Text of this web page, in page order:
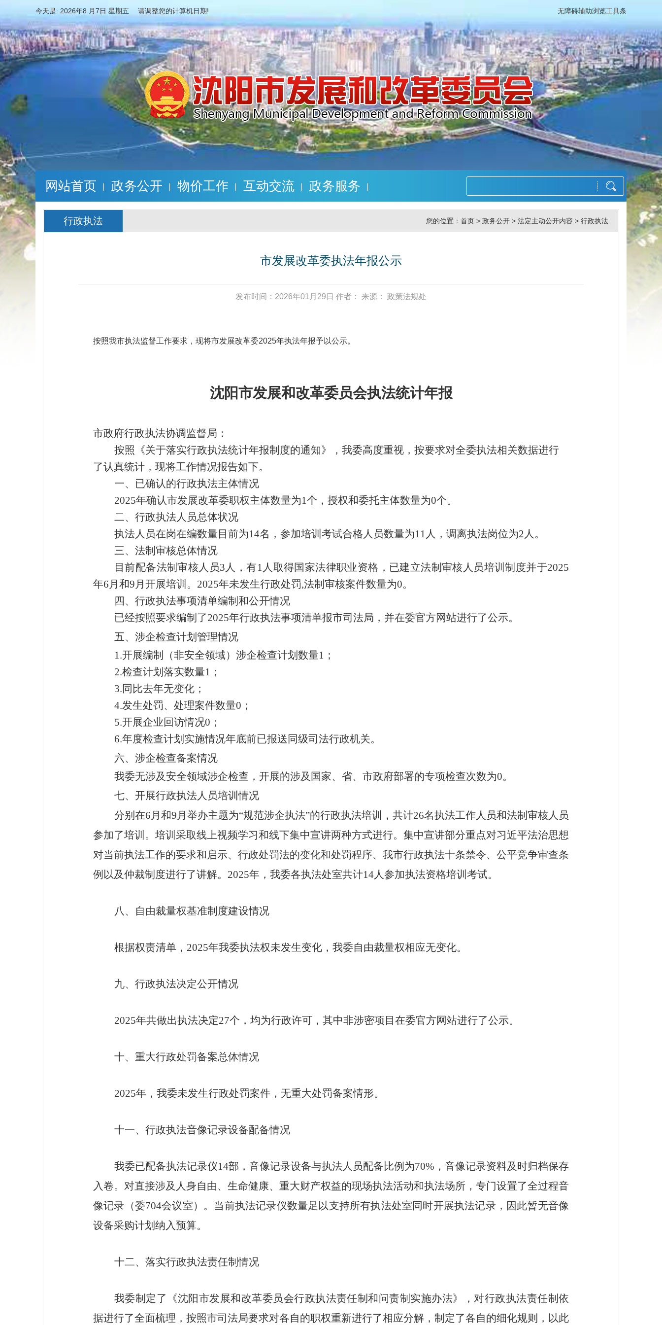
今天是: 2026年8 月7日 星期五 请调整您的计算机日期! 无障碍辅助浏览工具条
网站首页 政务公开 物价工作 互动交流 政务服务
行政执法 您的位置： 首页 > 政务公开 > 法定主动公开内容 > 行政执法
市发展改革委执法年报公示
发布时间：2026年01月29日 作者： 来源： 政策法规处
按照我市执法监督工作要求，现将市发展改革委2025年执法年报予以公示。
沈阳市发展和改革委员会执法统计年报
市政府行政执法协调监督局 ：
按照《关于落实行政执法统计年报制度的通知》，我委高度重视， 按要求对全委执法相关数据进行
了认真统计，现将工作情况报告如下。
一、已确认的行政执法主体情况
2025年确认市发展改革委职权主体数量为1个 ，授权和委托主体数量为0个。
二、行政执法人员总体状况
执法人员在岗在编数量目前为14名 ，参加培训考试合格人员数量为11人 ，调离执法岗位为2人 。
三、法制审核总体情况
目前配备法制审核人员3人，有1人取得国家法律职业资格，已建立法制审核人员培训制度并于2025
年6月 和9月 开展培训。2025年未发生行政处罚,法制审核案件数量为0。
四、行政执法事项清单编制和公开情况
已经按照要求编制了2025年行政执法事项清单报市司法局，并在委官方网站进行了公示。
五、涉企检查计划管理情况
1.开展编制（非安全领域）涉企检查计划数量1 ；
2.检查计划落实数量1 ；
3.同比去年无变化 ；
4.发生处罚、处理案件数量0；
5.开展企业回访情况0 ；
6.年度检查计划实施情况年底前已报送同级司法行政机关。
六、涉企检查备案情况
我委无涉及安全领域涉企检查，开展的涉及国家、省、市政府部署的专项检查次数为0。
七、 开展行政执法人员培训情况
分别在6月和9月 举办主题为“规范涉企执法”的行政执法培训，共计26名执法工作人员和法制审核人员
参加了培训。培训采取线上视频学习和线下集中宣讲两种方式进行。集中宣讲部分重点对习近平法治思想
对当前执法工作的要求和启示、行政处罚法的变化和处罚程序、我市行政执法十条禁令、公平竞争审查条
例以及仲裁制度进行了讲解。 2025年，我委各执法处室共计14人参加执法资格培训考试。
八、 自由裁量权基准制度建设情况
根据权责清单 ， 2025年我委执法权未发生变化， 我委自由裁量权相应无变化。
九、 行政执法决定公开情况
2025年共做出执法决定27个， 均为行政许可， 其中非涉密项目在委官方网站进行了公示。
十、 重大行政处罚备案总体情况
2025年，我委未发生行政处罚案件， 无重大处罚备案情形。
十一、 行政执法音像记录设备配备情况
我委已配备执法记录仪14部，音像记录设备与执法人员配备比例为70%，音像记录资料及时归档保存
入卷。对直接涉及人身自由、生命健康、重大财产权益的现场执法活动和执法场所，专门设置了全过程音
像记录 （委704会议室） 。 当前执法记录仪数量足以支持所有执法处室同时开展执法记录，因此暂无音像
设备采购计划纳入预算。
十二、落实行政执法责任制情况
我委制定了《沈阳市发展和改革委员会行政执法责任制和问责制实施办法》，对行政执法责任制依
据进行了全面梳理，按照市司法局要求对各自的职权重新进行了相应分解，制定了各自的细化规则，以此